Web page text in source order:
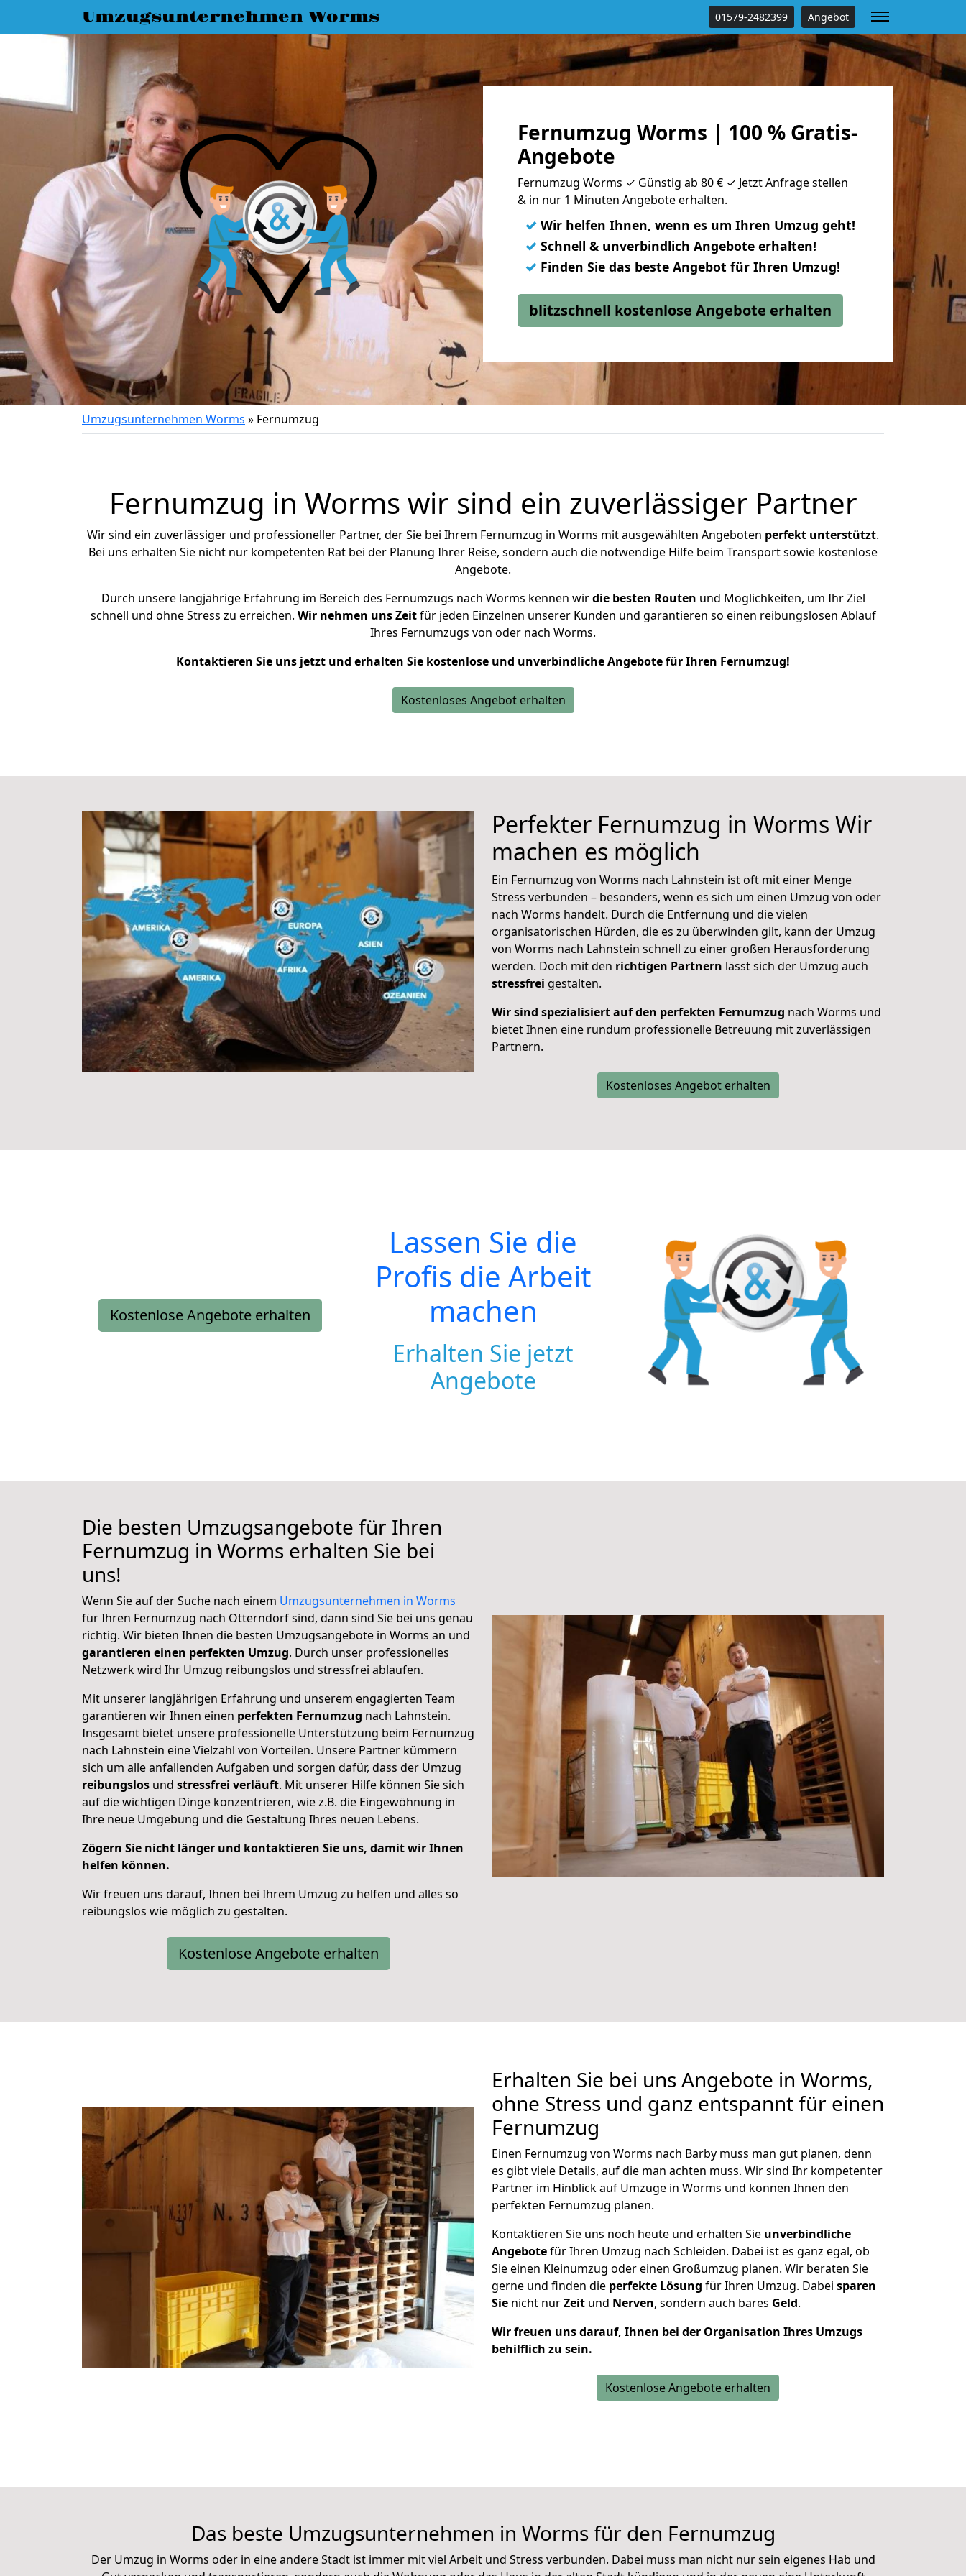
Umzugsunternehmen Worms 01579-2482399 Angebot
Fernumzug Worms | 100 % Gratis-
Angebote
Fernumzug Worms ✓ Günstig ab 80 € ✓ Jetzt Anfrage stellen
& in nur 1 Minuten Angebote erhalten.
✓ Wir helfen Ihnen, wenn es um Ihren Umzug geht!
✓ Schnell & unverbindlich Angebote erhalten!
✓ Finden Sie das beste Angebot für Ihren Umzug!
blitzschnell kostenlose Angebote erhalten
Umzugsunternehmen Worms » Fernumzug
Fernumzug in Worms wir sind ein zuverlässiger Partner
Wir sind ein zuverlässiger und professioneller Partner, der Sie bei Ihrem Fernumzug in Worms mit ausgewählten Angeboten perfekt unterstützt.
Bei uns erhalten Sie nicht nur kompetenten Rat bei der Planung Ihrer Reise, sondern auch die notwendige Hilfe beim Transport sowie kostenlose
Angebote.
Durch unsere langjährige Erfahrung im Bereich des Fernumzugs nach Worms kennen wirdie besten Routen und Möglichkeiten, um Ihr Ziel
schnell und ohne Stress zu erreichen. Wir nehmen uns Zeitfür jeden Einzelnen unserer Kunden und garantieren so einen reibungslosen Ablauf
Ihres Fernumzugs von oder nach Worms.
Kontaktieren Sie uns jetzt und erhalten Sie kostenlose und unverbindliche Angebote für Ihren Fernumzug!
Kostenloses Angebot erhalten
Perfekter Fernumzug in Worms Wir
machen es möglich
Ein Fernumzug von Worms nach Lahnstein ist oft mit einer Menge
Stress verbunden – besonders, wenn es sich um einen Umzug von oder
nach Worms handelt. Durch die Entfernung und die vielen
organisatorischen Hürden, die es zu überwinden gilt, kann der Umzug
von Worms nach Lahnstein schnell zu einer großen Herausforderung
werden. Doch mit den richtigen Partnern lässt sich der Umzug auch
stressfrei gestalten.
Wir sind spezialisiert auf den perfekten Fernumzug nach Worms und
bietet Ihnen eine rundum professionelle Betreuung mit zuverlässigen
Partnern.
Kostenloses Angebot erhalten
Kostenlose Angebote erhalten
Lassen Sie die
Profis die Arbeit
machen
Erhalten Sie jetzt
Angebote
Die besten Umzugsangebote für Ihren
Fernumzug in Worms erhalten Sie bei
uns!
Wenn Sie auf der Suche nach einem Umzugsunternehmen in Worms
für Ihren Fernumzug nach Otterndorf sind, dann sind Sie bei uns genau
richtig. Wir bieten Ihnen die besten Umzugsangebote in Worms an und
garantieren einen perfekten Umzug. Durch unser professionelles
Netzwerk wird Ihr Umzug reibungslos und stressfrei ablaufen.
Mit unserer langjährigen Erfahrung und unserem engagierten Team
garantieren wir Ihnen einen perfekten Fernumzug nach Lahnstein.
Insgesamt bietet unsere professionelle Unterstützung beim Fernumzug
nach Lahnstein eine Vielzahl von Vorteilen. Unsere Partner kümmern
sich um alle anfallenden Aufgaben und sorgen dafür, dass der Umzug
reibungslos und stressfrei verläuft. Mit unserer Hilfe können Sie sich
auf die wichtigen Dinge konzentrieren, wie z.B. die Eingewöhnung in
Ihre neue Umgebung und die Gestaltung Ihres neuen Lebens.
Zögern Sie nicht länger und kontaktieren Sie uns, damit wir Ihnen
helfen können.
Wir freuen uns darauf, Ihnen bei Ihrem Umzug zu helfen und alles so
reibungslos wie möglich zu gestalten.
Kostenlose Angebote erhalten
Erhalten Sie bei uns Angebote in Worms,
ohne Stress und ganz entspannt für einen
Fernumzug
Einen Fernumzug von Worms nach Barby muss man gut planen, denn
es gibt viele Details, auf die man achten muss. Wir sind Ihr kompetenter
Partner im Hinblick auf Umzüge in Worms und können Ihnen den
perfekten Fernumzug planen.
Kontaktieren Sie uns noch heute und erhalten Sie unverbindliche
Angebotefür Ihren Umzug nach Schleiden. Dabei ist es ganz egal, ob
Sie einen Kleinumzug oder einen Großumzug planen. Wir beraten Sie
gerne und finden die perfekte Lösung für Ihren Umzug. Dabei sparen
Sie nicht nurZeit und Nerven, sondern auch bares Geld.
Wir freuen uns darauf, Ihnen bei der Organisation Ihres Umzugs
behilflich zu sein.
Kostenlose Angebote erhalten
Das beste Umzugsunternehmen in Worms für den Fernumzug
Der Umzug in Worms oder in eine andere Stadt ist immer mit viel Arbeit und Stress verbunden. Dabei muss man nicht nur sein eigenes Hab und